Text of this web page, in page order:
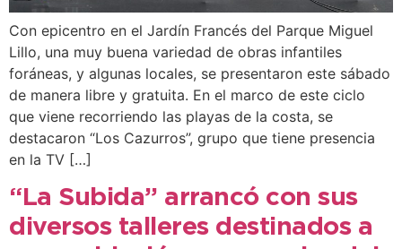
Con epicentro en el Jardín Francés del Parque Miguel
Lillo, una muy buena variedad de obras infantiles
foráneas, y algunas locales, se presentaron este sábado
de manera libre y gratuita. En el marco de este ciclo
que viene recorriendo las playas de la costa, se
destacaron “Los Cazurros”, grupo que tiene presencia
en la TV […]
“La Subida” arrancó con sus
diversos talleres destinados a